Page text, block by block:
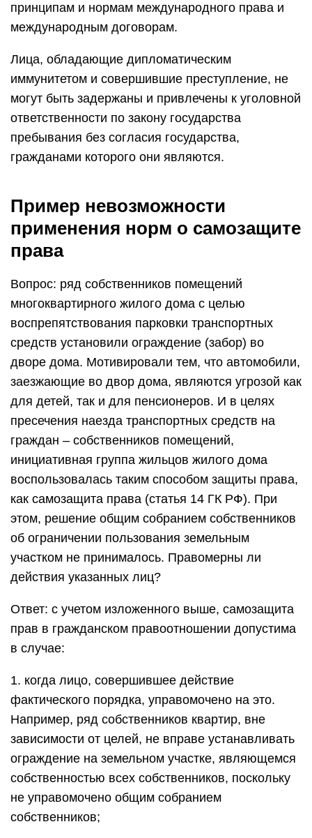
принципам и нормам международного права и
международным договорам.
Лица, обладающие дипломатическим
иммунитетом и совершившие преступление, не
могут быть задержаны и привлечены к уголовной
ответственности по закону государства
пребывания без согласия государства,
гражданами которого они являются.
Пример невозможности
применения норм о самозащите
права
Вопрос: ряд собственников помещений
многоквартирного жилого дома с целью
воспрепятствования парковки транспортных
средств установили ограждение (забор) во
дворе дома. Мотивировали тем, что автомобили,
заезжающие во двор дома, являются угрозой как
для детей, так и для пенсионеров. И в целях
пресечения наезда транспортных средств на
граждан – собственников помещений,
инициативная группа жильцов жилого дома
воспользовалась таким способом защиты права,
как самозащита права (статья 14 ГК РФ). При
этом, решение общим собранием собственников
об ограничении пользования земельным
участком не принималось. Правомерны ли
действия указанных лиц?
Ответ: с учетом изложенного выше, самозащита
прав в гражданском правоотношении допустима
в случае:
1. когда лицо, совершившее действие
фактического порядка, управомочено на это.
Например, ряд собственников квартир, вне
зависимости от целей, не вправе устанавливать
ограждение на земельном участке, являющемся
собственностью всех собственников, поскольку
не управомочено общим собранием
собственников;